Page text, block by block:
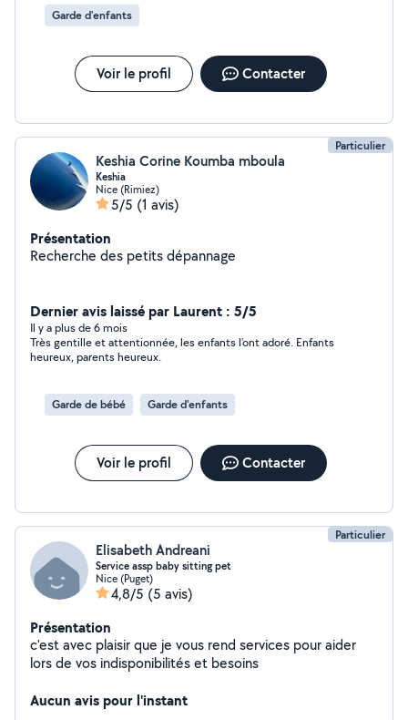
Garde d'enfants
Voir le profil Contacter
Particulier
Keshia Corine Koumba mboula
Keshia
Nice (Rimiez)
5/5 (1 avis)
Présentation
Recherche des petits dépannage
Dernier avis laissé par Laurent : 5/5
Il y a plus de 6 mois
Très gentille et attentionnée, les enfants l’ont adoré. Enfants
heureux, parents heureux.
Garde de bébé Garde d'enfants
Voir le profil Contacter
Particulier
Elisabeth Andreani
Service assp baby sitting pet
Nice (Puget)
4,8/5 (5 avis)
Présentation
c'est avec plaisir que je vous rend services pour aider
lors de vos indisponibilités et besoins
Aucun avis pour l'instant